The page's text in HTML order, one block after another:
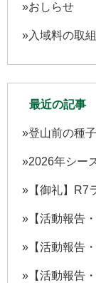
おしらせ
入域料の取組
最近の記事
登山前の種
2026年シー
【御礼】R7
【活動報告
【活動報告
【活動報告